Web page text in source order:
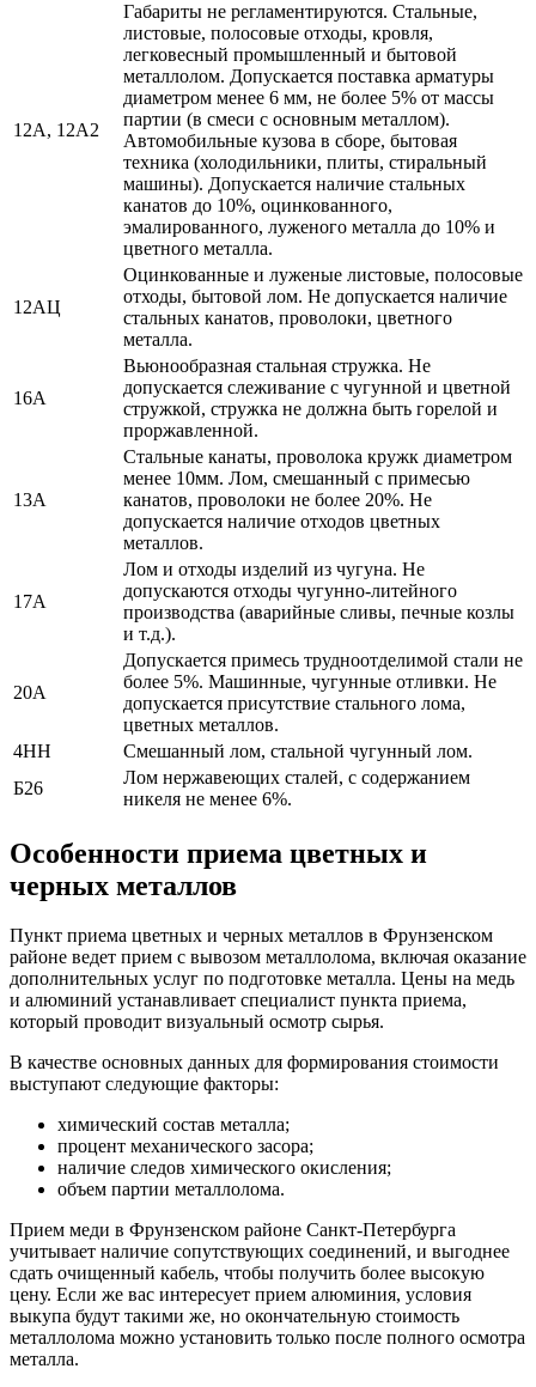
12А, 12А2
Габариты не регламентируются. Стальные,
листовые, полосовые отходы, кровля,
легковесный промышленный и бытовой
металлолом. Допускается поставка арматуры
диаметром менее 6 мм, не более 5% от массы
партии (в смеси с основным металлом).
Автомобильные кузова в сборе, бытовая
техника (холодильники, плиты, стиральный
машины). Допускается наличие стальных
канатов до 10%, оцинкованного,
эмалированного, луженого металла до 10% и
цветного металла.
12АЦ
Оцинкованные и луженые листовые, полосовые
отходы, бытовой лом. Не допускается наличие
стальных канатов, проволоки, цветного
металла.
16А
Вьюнообразная стальная стружка. Не
допускается слеживание с чугунной и цветной
стружкой, стружка не должна быть горелой и
проржавленной.
13А
Стальные канаты, проволока кружк диаметром
менее 10мм. Лом, смешанный с примесью
канатов, проволоки не более 20%. Не
допускается наличие отходов цветных
металлов.
17А
Лом и отходы изделий из чугуна. Не
допускаются отходы чугунно-литейного
производства (аварийные сливы, печные козлы
и т.д.).
20А
Допускается примесь трудноотделимой стали не
более 5%. Машинные, чугунные отливки. Не
допускается присутствие стального лома,
цветных металлов.
4НН
Смешанный лом, стальной чугунный лом.
Б26
Лом нержавеющих сталей, с содержанием
никеля не менее 6%.
Особенности приема цветных и
черных металлов
Пункт приема цветных и черных металлов в Фрунзенском
районе ведет прием с вывозом металлолома, включая оказание
дополнительных услуг по подготовке металла. Цены на медь
и алюминий устанавливает специалист пункта приема,
который проводит визуальный осмотр сырья.
В качестве основных данных для формирования стоимости
выступают следующие факторы:
химический состав металла;
процент механического засора;
наличие следов химического окисления;
объем партии металлолома.
Прием меди в Фрунзенском районе Санкт-Петербурга
учитывает наличие сопутствующих соединений, и выгоднее
сдать очищенный кабель, чтобы получить более высокую
цену. Если же вас интересует прием алюминия, условия
выкупа будут такими же, но окончательную стоимость
металлолома можно установить только после полного осмотра
металла.